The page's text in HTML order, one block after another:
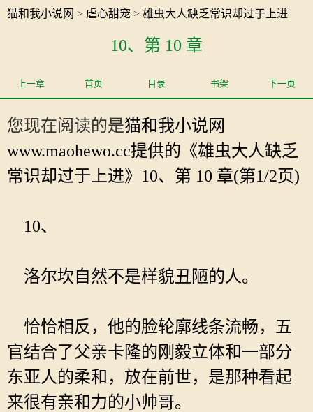
猫和我小说网 > 虐心甜宠 > 雄虫大人缺乏常识却过于上进
10、第 10 章
上一章 首页 目录 书架 下一页
您现在阅读的是猫和我小说网
www.maohewo.cc提供的《雄虫大人缺乏
常识却过于上进》10、第 10 章(第1/2页)
10、
洛尔坎自然不是样貌丑陋的人。
恰恰相反，他的脸轮廓线条流畅，五
官结合了父亲卡隆的刚毅立体和一部分
东亚人的柔和，放在前世，是那种看起
来很有亲和力的小帅哥。